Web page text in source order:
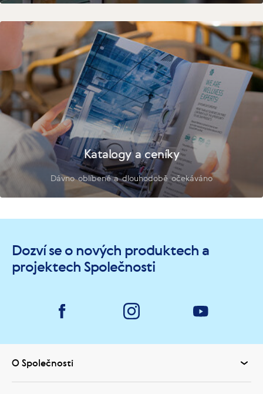
Katalogy a ceníky
Dávno oblíbené a dlouhodobě očekáváno
Dozví se o nových produktech a
projektech Společnosti
O Společnosti